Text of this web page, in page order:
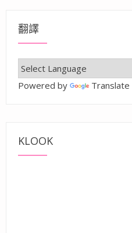
翻譯
Powered by Translate
KLOOK